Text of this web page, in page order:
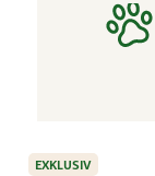
EXKLUSIV